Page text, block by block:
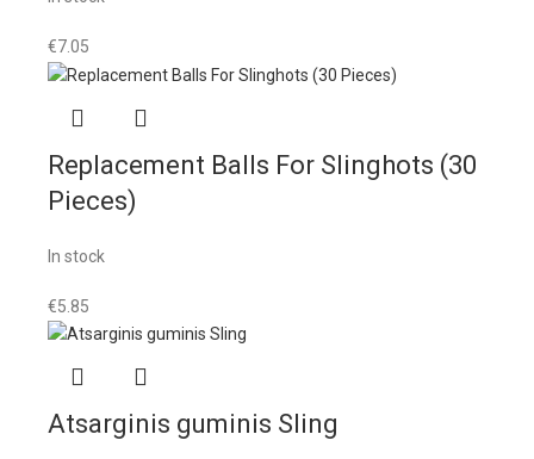
€7.05
Replacement Balls For Slinghots (30
Pieces)
In stock
€5.85
Atsarginis guminis Sling